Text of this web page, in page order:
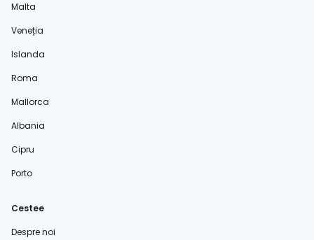
Malta
Veneția
Islanda
Roma
Mallorca
Albania
Cipru
Porto
Cestee
Despre noi